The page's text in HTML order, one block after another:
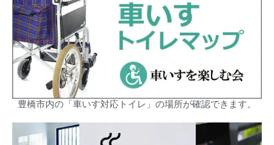
豊橋市内の「車いす対応トイレ」の場所が確認できます。